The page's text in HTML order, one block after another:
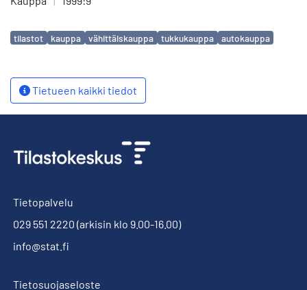
Avainsanat
tilastot kauppa vähittäiskauppa tukkukauppa autokauppa
Tietueen kaikki tiedot
Tietopalvelu
029 551 2220 (arkisin klo 9.00-16.00)
info@stat.fi
Tietosuojaseloste